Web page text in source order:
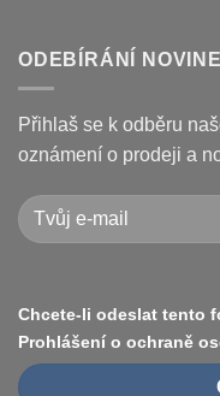
opravit
displeje
Xiaomi
Pro
a
jak
je
textu
s
vyměnit
pneumatiku
na
elektrokoloběžce
(8.5″
vs
10″,
duše
ODEBÍRÁNÍ
Přihlaš se k odběru
oznámení o prodeji a
Chcete-li odeslat tento
Prohlášení o ochraně